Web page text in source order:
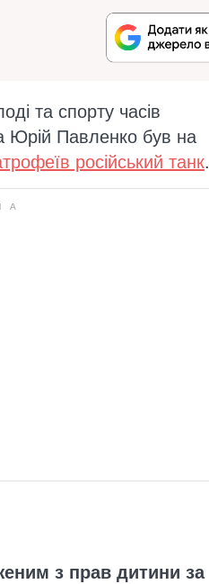
та спорту часів
Юрій Павленко був на
російський танк.
з прав дитини за